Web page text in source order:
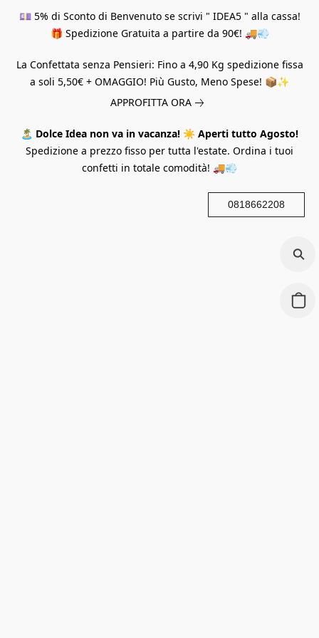
💷 5% di Sconto di Benvenuto se scrivi " IDEA5 " alla cassa!
🎁 Spedizione Gratuita a partire da 90€! 🚚💨
La Confettata senza Pensieri: Fino a 4,90 Kg spedizione fissa
a soli 5,50€ + OMAGGIO! Più Gusto, Meno Spese! 📦✨
APPROFITTA ORA
🏝️ Dolce Idea non va in vacanza! ☀️ Aperti tutto Agosto!
Spedizione a prezzo fisso per tutta l'estate. Ordina i tuoi
confetti in totale comodità! 🚚💨
0818662208